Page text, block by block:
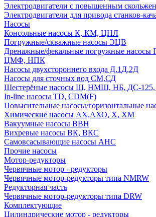
Электродвигатели с повышенным
Электродвигатели для привода станков-
Насосы
Консольные насосы К, КМ, ЦНЛ
Погружные/скважные насосы ЭЦВ
Дренажные/фекальные погружные
ЦМФ, НПК
Насосы двухстороннего входа Д,1Д,2Д
Насосы для сточных вод СМ,СД
Шестерёные насосы Ш, НМШ, НБ, ДС-125,
In-line насосы TD, CDM(F)
Повысительные насосы/горизонтальные
Химические насосы АХ,АХО, Х, ХМ
Вакуумные насосы ВВН
Вихревые насосы ВК, ВКС
Самовсасывающие насосы АНС
Прочие насосы
Мотор-редукторы
Червячные мотор - редукторы
Червячные мотор-редукторы типа NMRW
Редукторная часть
Червячные мотор-редукторы типа DRW
Комплектующие
Цилиндрические мотор - редукторы